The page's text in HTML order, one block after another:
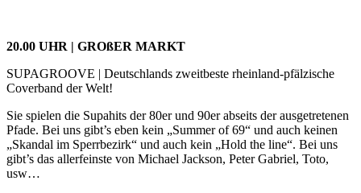
20.00 UHR | GROßER MARKT
SUPAGROOVE | Deutschlands zweitbeste rheinland-pfälzische
Coverband der Welt!
Sie spielen die Supahits der 80er und 90er abseits der ausgetretenen
Pfade. Bei uns gibt’s eben kein „Summer of 69“ und auch keinen
„Skandal im Sperrbezirk“ und auch kein „Hold the line“. Bei uns
gibt’s das allerfeinste von Michael Jackson, Peter Gabriel, Toto,
usw…